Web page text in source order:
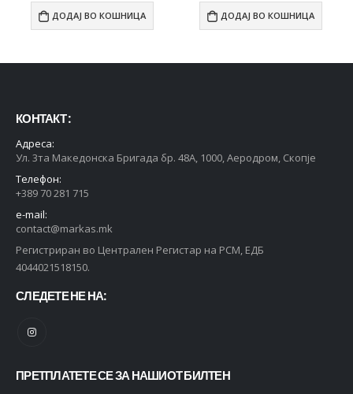
ДОДАЈ ВО КОШНИЦА ДОДАЈ ВО КОШНИЦА
КОНТАКТ :
Адреса:
Ул. 3та Македонска Бригада бр. 48А, 1000, Аеродром, Скопје
Телефон:
+389 70 281 715
e-mail:
contact@markas.mk
Регистриран во Централен Регистар на РСМ, ЕДБ
4044021518150.
СЛЕДЕТЕ НЕ НА:
ПРЕТПЛАТЕТЕ СЕ ЗА НАШИОТ БИЛТЕН